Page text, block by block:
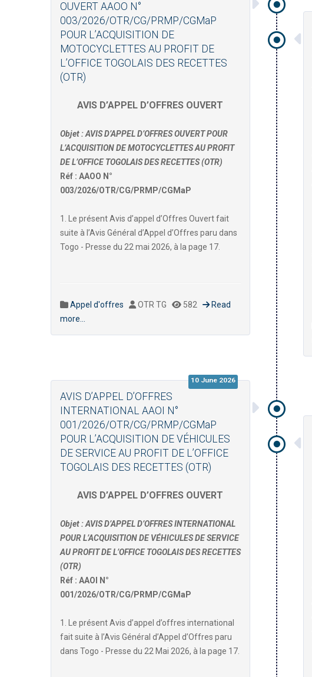
OUVERT AAOO N°
003/2026/OTR/CG/PRMP/CGMaP
POUR L’ACQUISITION DE
MOTOCYCLETTES AU PROFIT DE
L’OFFICE TOGOLAIS DES RECETTES
(OTR)
AVIS D’APPEL D’OFFRES OUVERT
Objet : AVIS D’APPEL D’OFFRES OUVERT POUR
L’ACQUISITION DE MOTOCYCLETTES AU PROFIT
DE L’OFFICE TOGOLAIS DES RECETTES (OTR)
Réf : AAOO N°
003/2026/OTR/CG/PRMP/CGMaP
1. Le présent Avis d’appel d’Offres Ouvert fait
suite à l’Avis Général d’Appel d’Offres paru dans
Togo - Presse du 22 mai 2026, à la page 17.
Appel d'offres OTR TG 582
Read
more...
10 June 2026
AVIS D’APPEL D’OFFRES
INTERNATIONAL AAOI N°
001/2026/OTR/CG/PRMP/CGMaP
POUR L’ACQUISITION DE VÉHICULES
DE SERVICE AU PROFIT DE L’OFFICE
TOGOLAIS DES RECETTES (OTR)
AVIS D’APPEL D’OFFRES OUVERT
Objet : AVIS D’APPEL D’OFFRES INTERNATIONAL
POUR L’ACQUISITION DE VÉHICULES DE SERVICE
AU PROFIT DE L’OFFICE TOGOLAIS DES RECETTES
(OTR)
Réf : AAOI N°
001/2026/OTR/CG/PRMP/CGMaP
1. Le présent Avis d’appel d’offres international
fait suite à l’Avis Général d’Appel d’Offres paru
dans Togo - Presse du 22 Mai 2026, à la page 17.